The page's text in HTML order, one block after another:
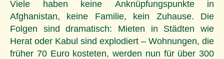
Viele haben keine Anknüpfungspunkte in
Afghanistan, keine Familie, kein Zuhause. Die
Folgen sind dramatisch: Mieten in Städten wie
Herat oder Kabul sind explodiert – Wohnungen, die
früher 70 Euro kosteten, werden nun für über 300